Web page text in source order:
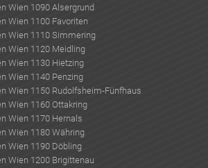
Wien 1090 Alsergrund
Wien 1100 Favoriten
Wien 1110 Simmering
Wien 1120 Meidling
Wien 1130 Hietzing
Wien 1140 Penzing
Wien 1150 Rudolfsheim-Fünfhaus
Wien 1160 Ottakring
Wien 1170 Hernals
Wien 1180 Währing
Wien 1190 Döbling
Wien 1200 Brigittenau